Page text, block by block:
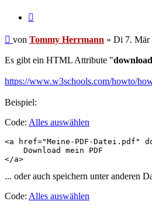
Ungelesener
von Tommy Herrmann » Di 7. Mär
Es gibt ein HTML Attribute "download
https://www.w3schools.com/howto/
Beispiel:
Code: Alles auswählen
<a href="Meine-PDF-Datei.pdf"
    Download mein PDF
</a>
... oder auch speichern unter anderen
Code: Alles auswählen